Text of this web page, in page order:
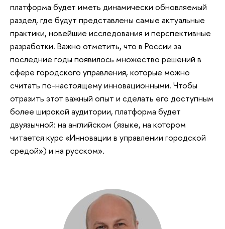
платформа будет иметь динамически обновляемый
раздел, где будут представлены самые актуальные
практики, новейшие исследования и перспективные
разработки. Важно отметить, что в России за
последние годы появилось множество решений в
сфере городского управления, которые можно
считать по-настоящему инновационными. Чтобы
отразить этот важный опыт и сделать его доступным
более широкой аудитории, платформа будет
двуязычной: на английском (языке, на котором
читается курс «Инновации в управлении городской
средой») и на русском».